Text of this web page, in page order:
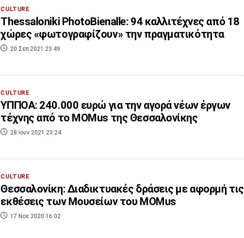
CULTURE
Thessaloniki PhotoBienalle: 94 καλλιτέχνες από 18
χώρες «φωτογραφίζουν» την πραγματικότητα
20 Σεπ 2021 23:49
CULTURE
ΥΠΠΟΑ: 240.000 ευρώ για την αγορά νέων έργων
τέχνης από το MOMus της Θεσσαλονίκης
28 Ιουν 2021 23:24
CULTURE
Θεσσαλονίκη: Διαδικτυακές δράσεις με αφορμή τις
εκθέσεις των Μουσείων του MOMus
17 Νοε 2020 16:02